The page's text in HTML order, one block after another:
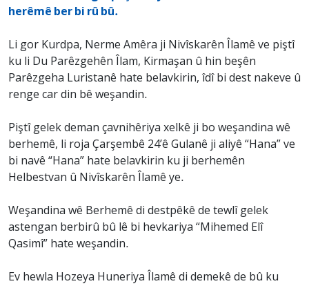
herêmê ber bi rû bû.
Li gor Kurdpa, Nerme Amêra ji Nivîskarên Îlamê ve piştî
ku li Du Parêzgehên Îlam, Kirmaşan û hin beşên
Parêzgeha Luristanê hate belavkirin, îdî bi dest nakeve û
renge car din bê weşandin.
Piştî gelek deman çavnihêriya xelkê ji bo weşandina wê
berhemê, li roja Çarşembê 24’ê Gulanê ji aliyê “Hana” ve
bi navê “Hana” hate belavkirin ku ji berhemên
Helbestvan û Nivîskarên Îlamê ye.
Weşandina wê Berhemê di destpêkê de tewlî gelek
astengan berbirû bû lê bi hevkariya “Mihemed Elî
Qasimî” hate weşandin.
Ev hewla Hozeya Huneriya Îlamê di demekê de bû ku